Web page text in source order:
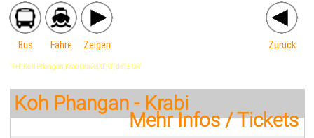
Bus Fähre Zeigen Zurück
'TH',Koh Phangan,Krabi,travel,'0','0','de','EUR'
Koh Phangan - Krabi
Mehr Infos / Tickets